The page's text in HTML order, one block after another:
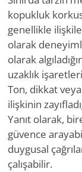
kopukluk
genellikle
olarak
olarak
uzaklık
Ton, dikkat
ilişkinin
Yanıt olarak,
güvence
duygusal
çalışabilir.